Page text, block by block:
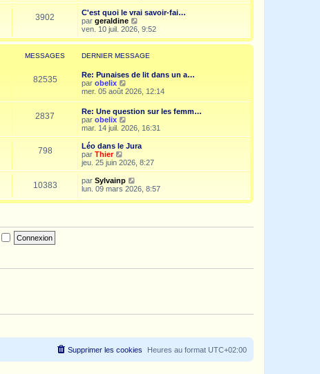
e
e
s
a
g
e
e
r
n
i
e
m
s
a
g
e
i
r
l
e
e
r
n
e
m
e
s
a
g
e
3902
C'est quoi le vrai savoir-fai…
par geraldine
o
i
r
l
e
n
i
e
m
e
s
a
g
ven. 10 juil. 2026, 9:52
MESSAGES DERNIER MESSAGE
82535
Re: Punaises de lit dans un a…
par obelix
o
l
e
d
e
r
i
e
r
m
e
mer. 05 août 2026, 12:14
2837
Re: Une question sur les femm…
par obelix
o
i
r
e
e
r
n
i
m
g
mar. 14 juil. 2026, 16:31
798
Léo dans le Jura
par Thier
o
i
r
d
n
e
jeu. 25 juin 2026, 8:27
10383 par Sylvainp
o
r
d
e
s
e
lun. 09 mars 2026, 8:57
Heures au format UTC+02:00
Supprimer les cookies